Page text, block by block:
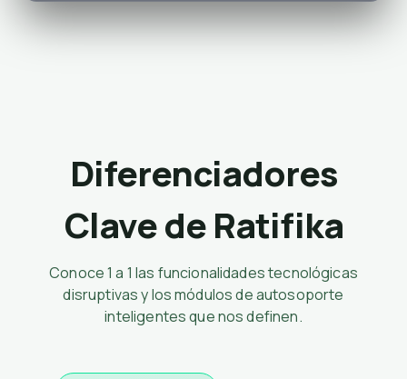
Diferenciadores
Clave de Ratifika
Conoce 1 a 1 las funcionalidades tecnológicas
disruptivas y los módulos de autosoporte
inteligentes que nos definen.